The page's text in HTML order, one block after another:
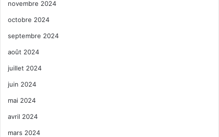
novembre 2024
octobre 2024
septembre 2024
août 2024
juillet 2024
juin 2024
mai 2024
avril 2024
mars 2024